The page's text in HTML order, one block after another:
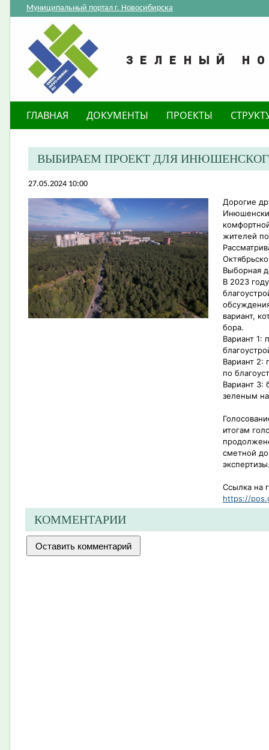
Муниципальный портал г. Новосибирска
ГЛАВНАЯ ДОКУМЕНТЫ ПРОЕКТЫ
ВЫБИРАЕМ ПРОЕКТ ДЛЯ
27.05.2024 10:00
Дорогие
жителей
Выборная
В 2023
вариант,
бора.
Вариант 1:
Вариант 2:
по
Вариант 3:
зеленым
итогам
сметной
Ссылка на
https://
КОММЕНТАРИИ